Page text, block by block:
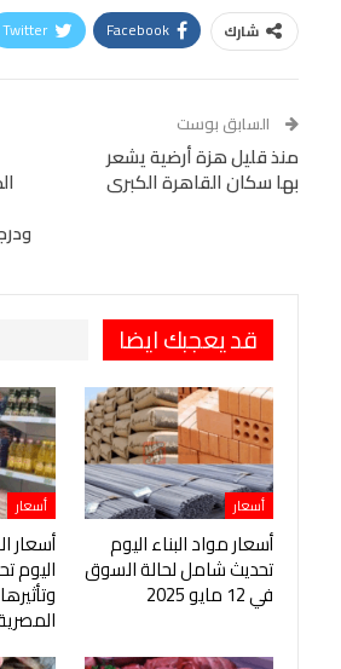
شارك Facebook
Twitter
Tumblr
البريد الإلكتروني
StumbleUpon
Digg
LINE
BlackBerry
Pinterest
السابق بوست
منذ قليل هزة أرضية يشعر
بها سكان القاهرة الكبرى
قد يعجبك ايضا
أسعار
أسعار مواد البناء اليوم
تحديث شامل لحالة السوق
في 12 مايو 2025
أسعار
أسعار
اليوم